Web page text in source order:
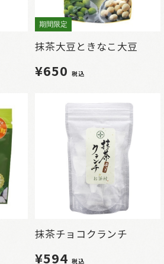
期間限定
抹茶大豆ときなこ大豆
¥650税込
抹茶チョコクランチ
¥594税込